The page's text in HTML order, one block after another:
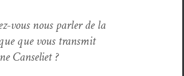
vous nous par­ler de la
que vous trans­mit
Canseliet ?